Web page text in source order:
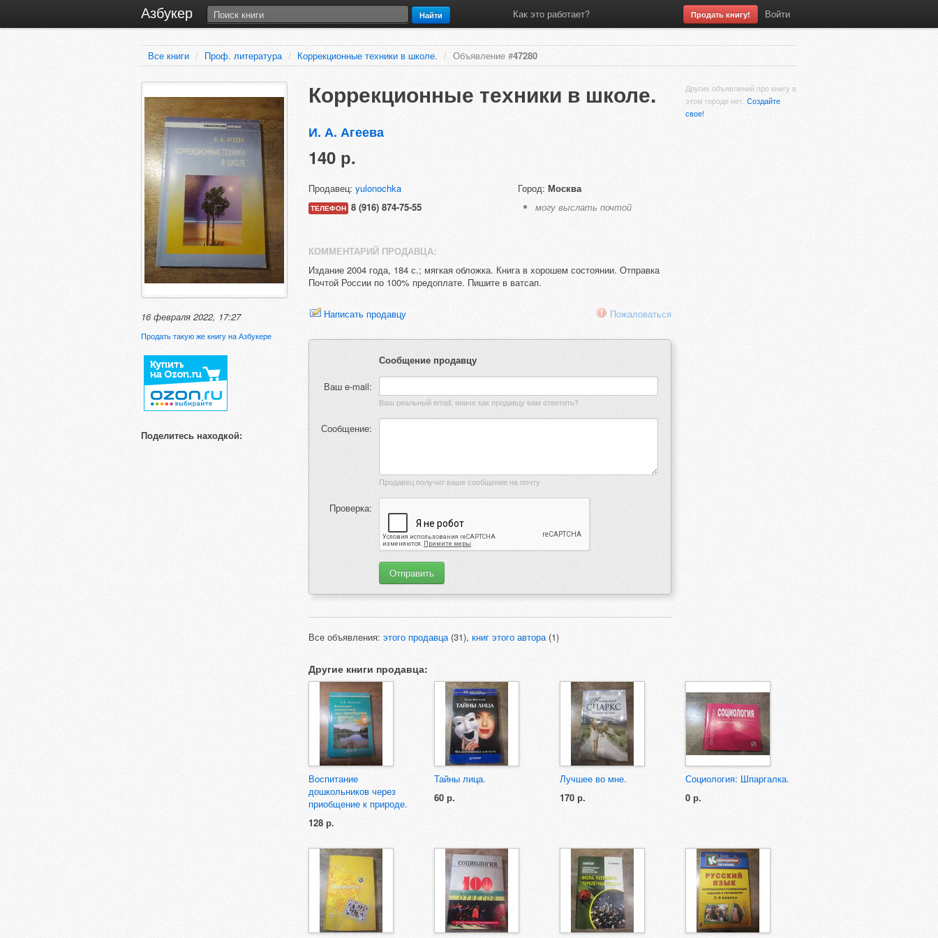
Азбукер Найти Как это работает? Продать книгу! Войти
Все книги / Проф. литература / Коррекционные техники в школе. / Объявление #47280
16 февраля 2022, 17:27
Продать такую же книгу на Азбукере
Поделитесь находкой:
Коррекционные техники в школе.
И. А. Агеева
140 р.
Продавец: yulonochka
ТЕЛЕФОН 8 (916) 874-75-55
Город: Москва
могу выслать почтой
КОММЕНТАРИЙ ПРОДАВЦА:
Издание 2004 года, 184 с.; мягкая обложка. Книга в хорошем состоянии. Отправка
Почтой России по 100% предоплате. Пишите в ватсап.
Написать продавцу Пожаловаться
Сообщение продавцу
Ваш e-mail:
Ваш реальный email, иначе как продавцу вам ответить?
Сообщение:
Продавец получит ваше сообщение на почту
Проверка:
Все объявления: этого продавца(31), книг этого автора(1)
Других объявлений про книгу в
этом городе нет. Создайте
свое!
Другие книги продавца:
Воспитание
дошкольников через
приобщение к природе.
128 р.
Тайны лица.
60 р.
Лучшее во мне.
170 р.
Социология: Шпаргалка.
0 р.